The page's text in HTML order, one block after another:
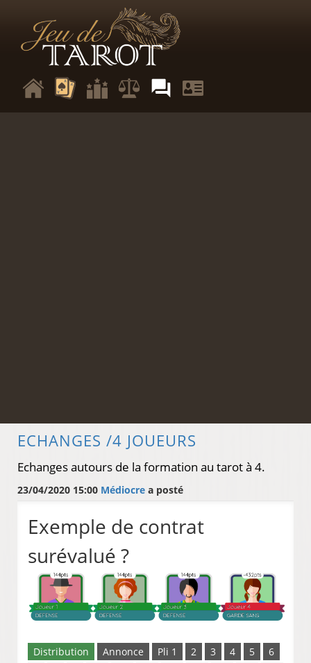
ECHANGES /4 JOUEURS
Echanges autours de la formation au tarot à 4.
23/04/2020 15:00 Médiocre a posté
Exemple de contrat
surévalué ?
Distribution Annonce Pli 1 2 3 4 5
6